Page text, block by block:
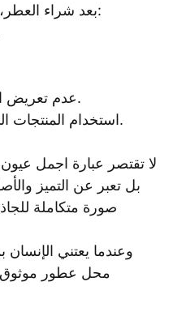
بعد شراء العطر، يمكن زيادة مدة ثباته من خلال:
عدم تعريض العطر لأشعة الشمس المباشرة.
استخدام المنتجات المكملة من نفس الخط العطري.
لا تقتصر عبارة اجمل
بل تعبر عن التميز
صورة متكاملة
وعندما يعتني
محل عطور